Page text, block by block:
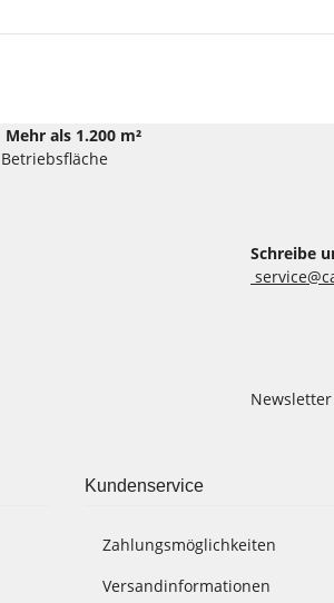
Mehr als 1.200 m²
Betriebsfläche
Schreibe
Kundenservice
Zahlungsmöglichkeiten
Versandinformationen